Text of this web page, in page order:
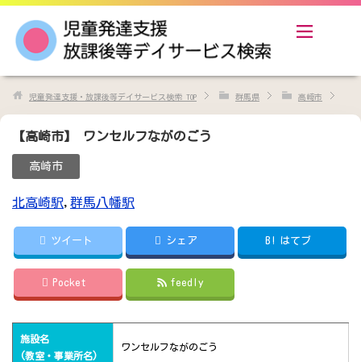
児童発達支援・放課後等デイサービス検索 TOP 群馬県 高崎市
【高崎市】 ワンセルフながのごう
高崎市
北高崎駅, 群馬八幡駅
ツイート シェア B! はてブ
Pocket feedly
施設名
(教室・事業所名)
ワンセルフながのごう